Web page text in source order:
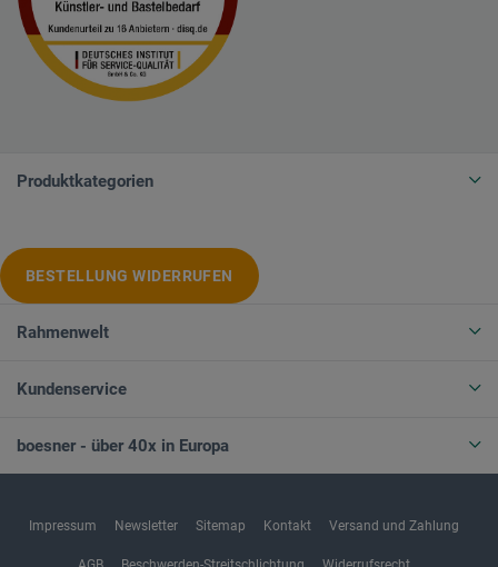
Produktkategorien
BESTELLUNG WIDERRUFEN
Rahmenwelt
Kundenservice
boesner - über 40x in Europa
Impressum Newsletter Sitemap Kontakt Versand und Zahlung